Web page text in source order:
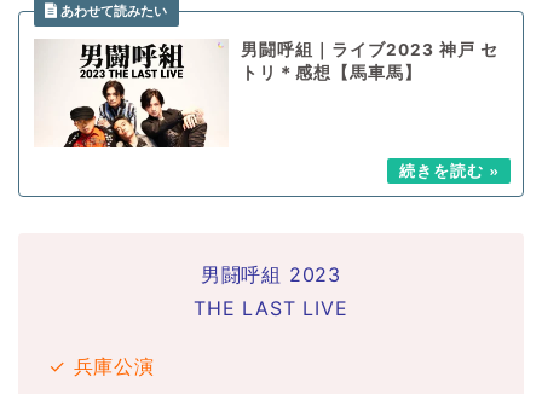
男闘呼組｜ライブ2023 神戸 セ
トリ＊感想【馬車馬】
男闘呼組 2023
THE LAST LIVE
✓ 兵庫公演